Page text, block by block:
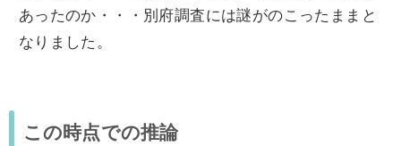
あったのか・・・別府調査には謎がのこったままと
なりました。
この時点での推論